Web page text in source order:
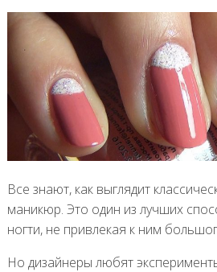
Все знают, как выглядит
маникюр. Это один из лучших
ногти, не привлекая к ним
Но дизайнеры любят